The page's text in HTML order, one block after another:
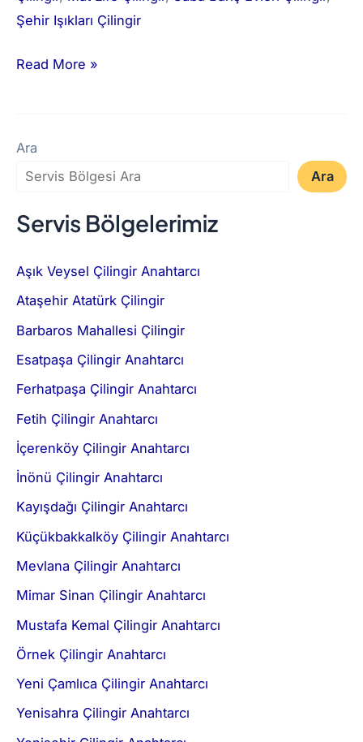
Şehir Işıkları Çilingir
Read More »
Ara
Ara
Servis Bölgelerimiz
Aşık Veysel Çilingir Anahtarcı
Ataşehir Atatürk Çilingir
Barbaros Mahallesi Çilingir
Esatpaşa Çilingir Anahtarcı
Ferhatpaşa Çilingir Anahtarcı
Fetih Çilingir Anahtarcı
İçerenköy Çilingir Anahtarcı
İnönü Çilingir Anahtarcı
Kayışdağı Çilingir Anahtarcı
Küçükbakkalköy Çilingir Anahtarcı
Mevlana Çilingir Anahtarcı
Mimar Sinan Çilingir Anahtarcı
Mustafa Kemal Çilingir Anahtarcı
Örnek Çilingir Anahtarcı
Yeni Çamlıca Çilingir Anahtarcı
Yenisahra Çilingir Anahtarcı